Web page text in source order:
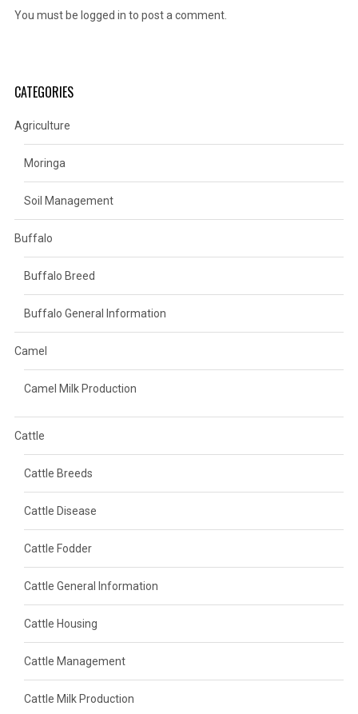
You must be logged in to post a comment.
CATEGORIES
Agriculture
Moringa
Soil Management
Buffalo
Buffalo Breed
Buffalo General Information
Camel
Camel Milk Production
Cattle
Cattle Breeds
Cattle Disease
Cattle Fodder
Cattle General Information
Cattle Housing
Cattle Management
Cattle Milk Production